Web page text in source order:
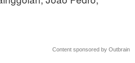
Content sponsored by Outbrain